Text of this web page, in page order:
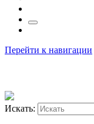
Перейти к навигации
Искать: